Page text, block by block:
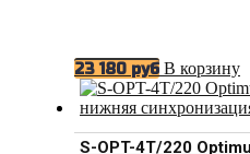
23 180 руб В корзину
S-OPT-4T/220